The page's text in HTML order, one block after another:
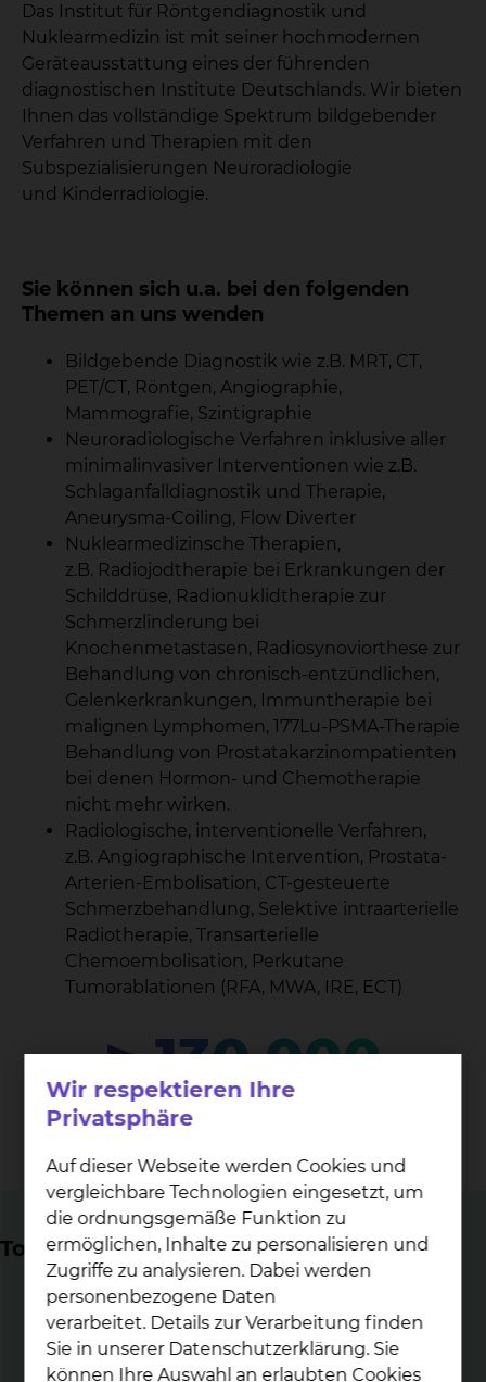
Das Institut für Röntgendiagnostik und
Nuklearmedizin ist mit seiner hochmodernen
Geräteausstattung eines der führenden
diagnostischen Institute Deutschlands. Wir bieten
Ihnen das vollständige Spektrum bildgebender
Verfahren und Therapien mit den
Subspezialisierungen Neuroradiologie
und Kinderradiologie.
Sie können sich u.a. bei den folgenden
Themen an uns wenden
Bildgebende Diagnostik wie z.B. MRT, CT,
PET/CT, Röntgen, Angiographie,
Mammografie, Szintigraphie
Neuroradiologische Verfahren inklusive aller
minimalinvasiver Interventionen wie z.B.
Schlaganfalldiagnostik und Therapie,
Aneurysma-Coiling, Flow Diverter
Nuklearmedizinsche Therapien,
z.B. Radiojodtherapie bei Erkrankungen der
Schilddrüse, Radionuklidtherapie zur
Schmerzlinderung bei
Knochenmetastasen, Radiosynoviorthese zur
Behandlung von chronisch-entzündlichen,
Gelenkerkrankungen, Immuntherapie bei
malignen Lymphomen, 177Lu-PSMA-Therapie
Behandlung von Prostatakarzinompatienten
bei denen Hormon- und Chemotherapie
nicht mehr wirken.
Radiologische, interventionelle Verfahren,
z.B. Angiographische Intervention, Prostata-
Arterien-Embolisation, CT-gesteuerte
Schmerzbehandlung, Selektive intraarterielle
Radiotherapie, Transarterielle
Chemoembolisation, Perkutane
Tumorablationen (RFA, MWA, IRE, ECT)
> 130.000
Untersuchungen jährlich für die stationären und
Top Themen
Wir respektieren Ihre
Privatsphäre
Auf dieser Webseite werden Cookies und
vergleichbare Technologien eingesetzt, um
die ordnungsgemäße Funktion zu
ermöglichen, Inhalte zu personalisieren und
Zugriffe zu analysieren. Dabei werden
personenbezogene Daten
verarbeitet. Details zur Verarbeitung finden
Sie in unserer Datenschutzerklärung. Sie
können Ihre Auswahl an erlaubten Cookies